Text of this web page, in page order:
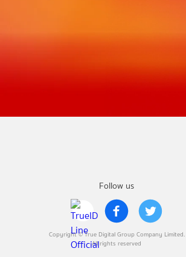
Follow us
Copyright © True Digital Group Company Limited.
All rights reserved